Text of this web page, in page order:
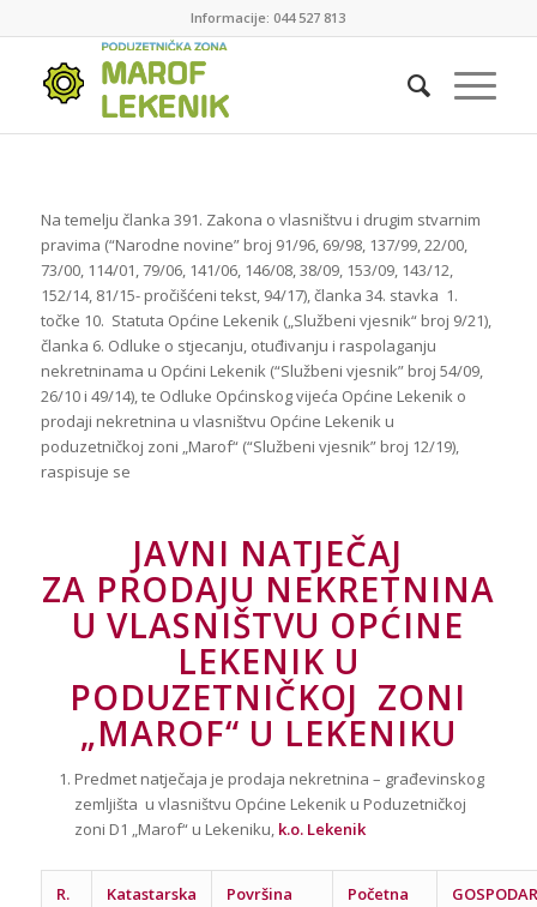
Informacije: 044 527 813
Na temelju članka 391. Zakona o vlasništvu i drugim stvarnim
pravima (“Narodne novine” broj 91/96, 69/98, 137/99, 22/00,
73/00, 114/01, 79/06, 141/06, 146/08, 38/09, 153/09, 143/12,
152/14, 81/15- pročišćeni tekst, 94/17), članka 34. stavka 1.
točke 10. Statuta Općine Lekenik („Službeni vjesnik“ broj 9/21),
članka 6. Odluke o stjecanju, otuđivanju i raspolaganju
nekretninama u Općini Lekenik (“Službeni vjesnik” broj 54/09,
26/10 i 49/14), te Odluke Općinskog vijeća Općine Lekenik o
prodaji nekretnina u vlasništvu Općine Lekenik u
poduzetničkoj zoni „Marof“ (“Službeni vjesnik” broj 12/19),
raspisuje se
JAVNI NATJEČAJ
ZA PRODAJU NEKRETNINA
U VLASNIŠTVU OPĆINE
LEKENIK U
PODUZETNIČKOJ ZONI
„MAROF“ U LEKENIKU
Predmet natječaja je prodaja nekretnina – građevinskog
zemljišta u vlasništvu Općine Lekenik u Poduzetničkoj
zoni D1 „Marof“ u Lekeniku, k.o. Lekenik
R.
Katastarska
Površina
Početna